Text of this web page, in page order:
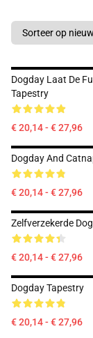
Dogday Laat De
Tapestry
€ 20,14 - € 27,96
Dogday And
€ 20,14 - € 27,96
Zelfverzekerde
€ 20,14 - € 27,96
Dogday Tapestry
€ 20,14 - € 27,96